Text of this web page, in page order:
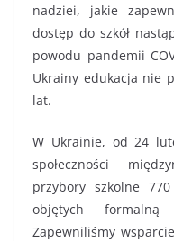
nadziei, jakie
dostęp do szkół
powodu pandemii
Ukrainy edukacja nie
lat.
W Ukrainie, od 24
społeczności
przybory szkolne
objętych
Zapewniliśmy